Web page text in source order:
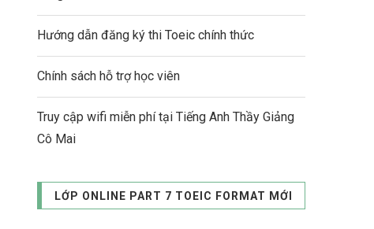
Hướng dẫn đăng ký thi Toeic chính thức
Chính sách hỗ trợ học viên
Truy cập wifi miễn phí tại Tiếng Anh Thầy Giảng
Cô Mai
LỚP ONLINE PART 7 TOEIC FORMAT MỚI